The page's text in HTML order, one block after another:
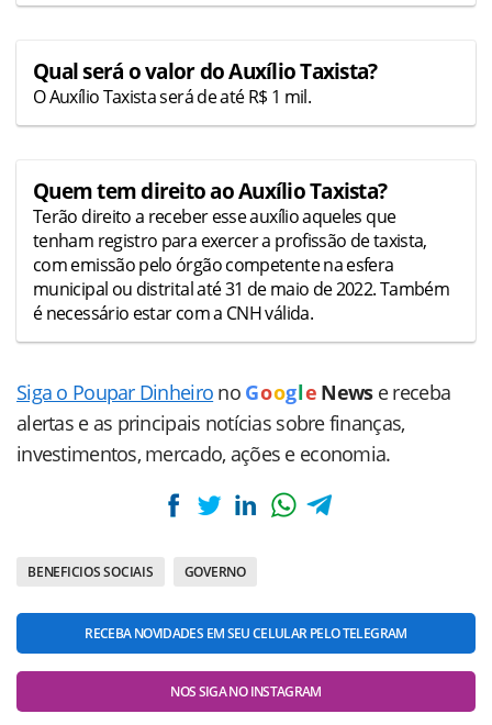
Qual será o valor do Auxílio Taxista?
O Auxílio Taxista será de até R$ 1 mil.
Quem tem direito ao Auxílio Taxista?
Terão direito a receber esse auxílio aqueles que
tenham registro para exercer a profissão de taxista,
com emissão pelo órgão competente na esfera
municipal ou distrital até 31 de maio de 2022. Também
é necessário estar com a CNH válida.
Siga o Poupar Dinheiro no Goog le News e receba
alertas e as principais notícias sobre finanças,
investimentos, mercado, ações e economia.
BENEFICIOS SOCIAIS GOVERNO
RECEBA NOVIDADES EM SEU CELULAR PELO TELEGRAM
NOS SIGA NO INSTAGRAM